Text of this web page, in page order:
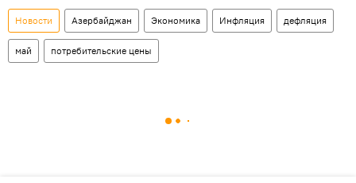
Новости Азербайджан Экономика Инфляция дефляция
май потребительские цены